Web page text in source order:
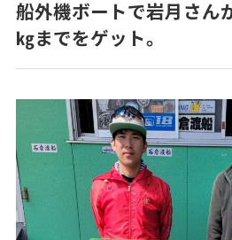
船外機ボートで岩月さん
㎏までをゲット。